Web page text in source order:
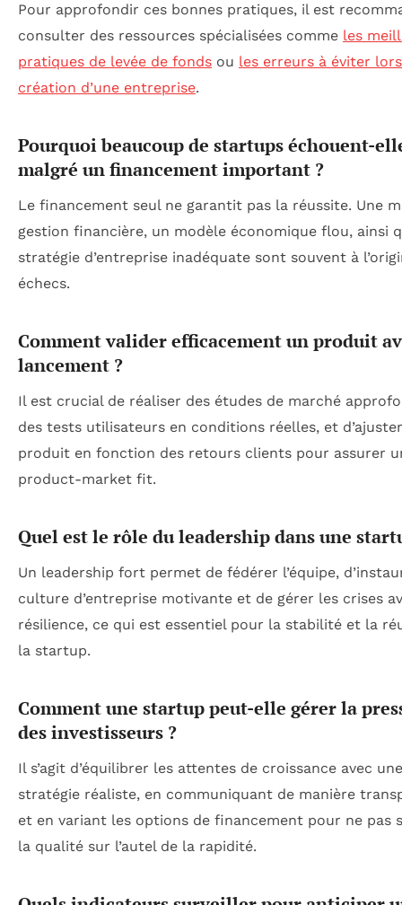
Pour approfondir ces bonnes pratiques, il est
consulter des ressources spécialisées comme les
pratiques de levée de fonds ou les erreurs à éviter
création d’une entreprise.
Pourquoi beaucoup de startups échouent-
malgré un financement important ?
Le financement seul ne garantit pas la réussite. Une
gestion financière, un modèle économique flou, ainsi
stratégie d’entreprise inadéquate sont souvent à
échecs.
Comment valider efficacement un produit
lancement ?
Il est crucial de réaliser des études de marché
des tests utilisateurs en conditions réelles, et
produit en fonction des retours clients pour assurer
product-market fit.
Quel est le rôle du leadership dans une
Un leadership fort permet de fédérer l’équipe,
culture d’entreprise motivante et de gérer les crises
résilience, ce qui est essentiel pour la stabilité et la
la startup.
Comment une startup peut-elle gérer la
des investisseurs ?
Il s’agit d’équilibrer les attentes de croissance avec une
stratégie réaliste, en communiquant de manière
et en variant les options de financement pour ne pas
la qualité sur l’autel de la rapidité.